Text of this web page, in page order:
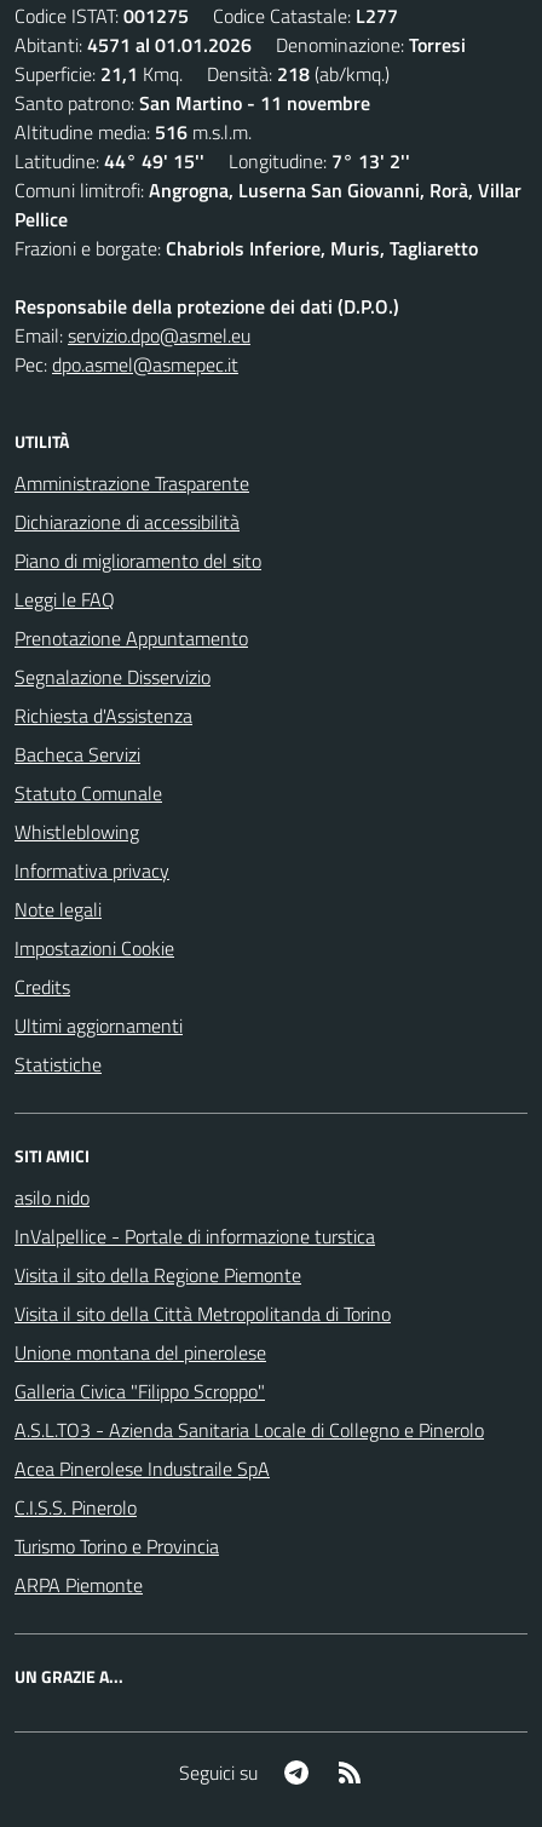
Codice ISTAT:001275 Codice Catastale: L277
Abitanti:4571 al 01.01.2026 Denominazione:Torresi
Superficie: 21,1 Kmq. Densità: 218(ab/kmq.)
Santo patrono:San Martino - 11 novembre
Altitudine media: 516 m.s.l.m.
Latitudine:44° 49' 15'' Longitudine: 7° 13' 2''
Comuni limitrofi:Angrogna, Luserna San Giovanni, Rorà, Villar
Pellice
Frazioni e borgate:Chabriols Inferiore, Muris, Tagliaretto
Responsabile della protezione dei dati (D.P.O.)
Email:servizio.dpo@asmel.eu
Pec:dpo.asmel@asmepec.it
UTILITÀ
Amministrazione Trasparente
Dichiarazione di accessibilità
Piano di miglioramento del sito
Leggi le FAQ
Prenotazione Appuntamento
Segnalazione Disservizio
Richiesta d'Assistenza
Bacheca Servizi
Statuto Comunale
Whistleblowing
Informativa privacy
Note legali
Impostazioni Cookie
Credits
Ultimi aggiornamenti
Statistiche
SITI AMICI
asilo nido
InValpellice - Portale di informazione turstica
Visita il sito della Regione Piemonte
Visita il sito della Città Metropolitanda di Torino
Unione montana del pinerolese
Galleria Civica "Filippo Scroppo"
A.S.L.TO3 - Azienda Sanitaria Locale di Collegno e Pinerolo
Acea Pinerolese Industraile SpA
C.I.S.S. Pinerolo
Turismo Torino e Provincia
ARPA Piemonte
UN GRAZIE A...
Seguici su Telegram